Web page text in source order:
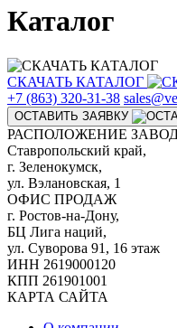
Каталог
СКАЧАТЬ КАТАЛОГ
+7 (863) 320-31-38
ОСТАВИТЬ ЗАЯВКУ
РАСПОЛОЖЕНИЕ
Ставропольский край,
г. Зеленокумск,
ул. Вэлановская, 1
ОФИС ПРОДАЖ
г. Ростов-на-Дону,
БЦ Лига наций,
ул. Суворова 91, 16 этаж
ИНН 2619000120
КПП 261901001
КАРТА САЙТА